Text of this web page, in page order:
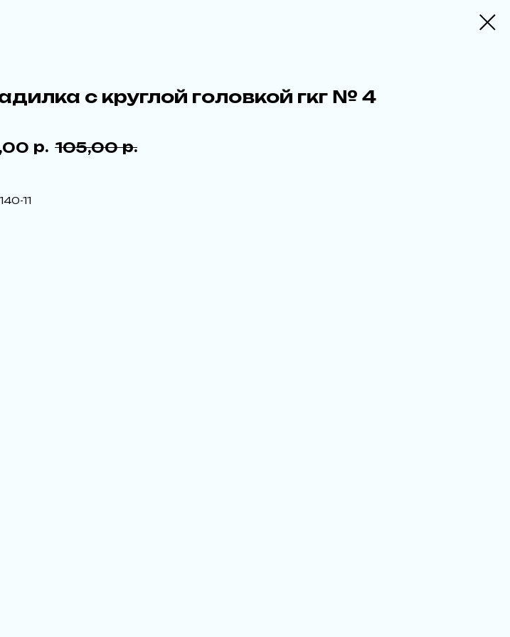
с круглой головкой гкг № 4
р. 105,00 р.
11